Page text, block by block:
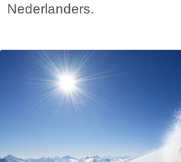
Nederlanders.